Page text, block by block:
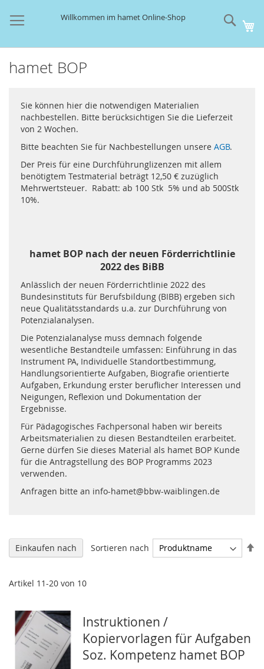
zum
Inhalt
Willkommen im hamet Online-Shop
hamet BOP
Sie können hier die notwendigen Materialien
nachbestellen. Bitte berücksichtigen Sie die Lieferzeit
von 2 Wochen.
Bitte beachten Sie für Nachbestellungen unsere AGB.
Der Preis für eine Durchführunglizenzen mit allem
benötigtem Testmaterial beträgt 12,50 € zuzüglich
Mehrwertsteuer. Rabatt: ab 100 Stk 5% und ab 500Stk
10%.
hamet BOP nach der neuen Förderrichtlinie
2022 des BiBB
Anlässlich der neuen Förderrichtlinie 2022 des
Bundesinstituts für Berufsbildung (BIBB) ergeben sich
neue Qualitätsstandards u.a. zur Durchführung von
Potenzialanalysen.
Die Potenzialanalyse muss demnach folgende
wesentliche Bestandteile umfassen: Einführung in das
Instrument PA, Individuelle Standortbestimmung,
Handlungsorientierte Aufgaben, Biografie orientierte
Aufgaben, Erkundung erster beruflicher Interessen und
Neigungen, Reflexion und Dokumentation der
Ergebnisse.
Für Pädagogisches Fachpersonal haben wir bereits
Arbeitsmaterialien zu diesen Bestandteilen erarbeitet.
Gerne dürfen Sie dieses Material als hamet BOP Kunde
für die Antragstellung des BOP Programms 2023
verwenden.
Anfragen bitte an info-hamet@bbw-waiblingen.de
Artikel 11-20 von 10
Sortieren nach
Instruktionen /
Kopiervorlagen für Aufgaben
Soz. Kompetenz hamet BOP
Einkaufen nach